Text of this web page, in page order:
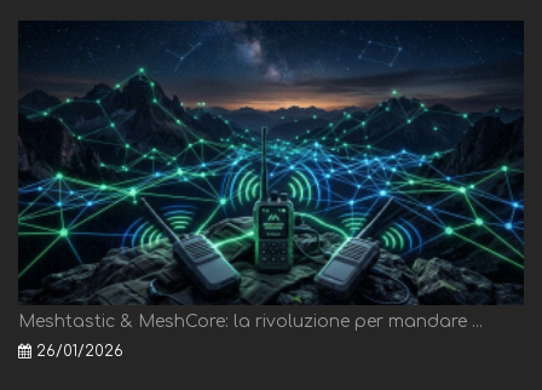
Meshtastic & MeshCore: la rivoluzione per mandare ...
26/01/2026